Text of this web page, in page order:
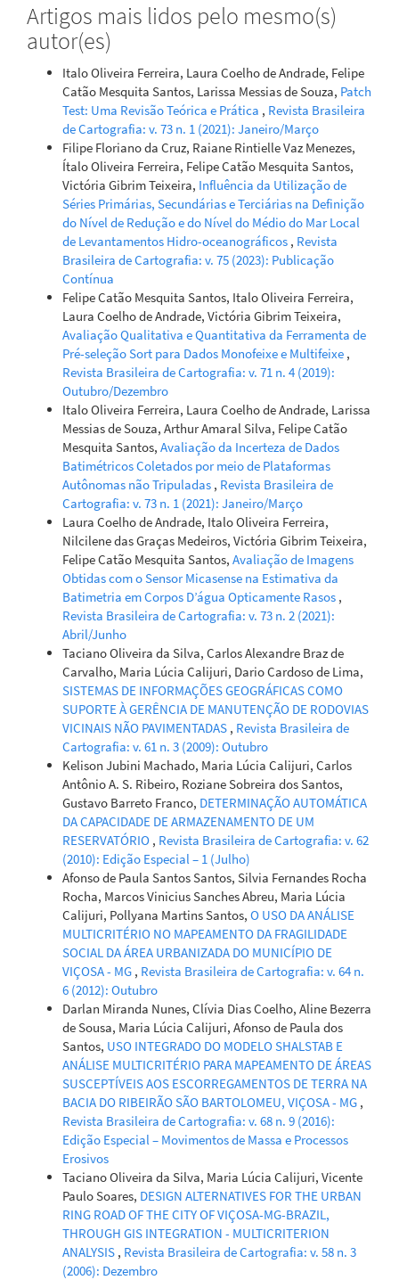
Artigos mais lidos pelo mesmo(s)
autor(es)
Italo Oliveira Ferreira, Laura Coelho de Andrade, Felipe
Catão Mesquita Santos, Larissa Messias de Souza, Patch
Test: Uma Revisão Teórica e Prática , Revista Brasileira
de Cartografia: v. 73 n. 1 (2021): Janeiro/Março
Filipe Floriano da Cruz, Raiane Rintielle Vaz Menezes,
Ítalo Oliveira Ferreira, Felipe Catão Mesquita Santos,
Victória Gibrim Teixeira, Influência da Utilização de
Séries Primárias, Secundárias e Terciárias na Definição
do Nível de Redução e do Nível do Médio do Mar Local
de Levantamentos Hidro-oceanográficos , Revista
Brasileira de Cartografia: v. 75 (2023): Publicação
Contínua
Felipe Catão Mesquita Santos, Italo Oliveira Ferreira,
Laura Coelho de Andrade, Victória Gibrim Teixeira,
Avaliação Qualitativa e Quantitativa da Ferramenta de
Pré-seleção Sort para Dados Monofeixe e Multifeixe ,
Revista Brasileira de Cartografia: v. 71 n. 4 (2019):
Outubro/Dezembro
Italo Oliveira Ferreira, Laura Coelho de Andrade, Larissa
Messias de Souza, Arthur Amaral Silva, Felipe Catão
Mesquita Santos, Avaliação da Incerteza de Dados
Batimétricos Coletados por meio de Plataformas
Autônomas não Tripuladas , Revista Brasileira de
Cartografia: v. 73 n. 1 (2021): Janeiro/Março
Laura Coelho de Andrade, Italo Oliveira Ferreira,
Nilcilene das Graças Medeiros, Victória Gibrim Teixeira,
Felipe Catão Mesquita Santos, Avaliação de Imagens
Obtidas com o Sensor Micasense na Estimativa da
Batimetria em Corpos D’água Opticamente Rasos ,
Revista Brasileira de Cartografia: v. 73 n. 2 (2021):
Abril/Junho
Taciano Oliveira da Silva, Carlos Alexandre Braz de
Carvalho, Maria Lúcia Calijuri, Dario Cardoso de Lima,
SISTEMAS DE INFORMAÇÕES GEOGRÁFICAS COMO
SUPORTE À GERÊNCIA DE MANUTENÇÃO DE RODOVIAS
VICINAIS NÃO PAVIMENTADAS , Revista Brasileira de
Cartografia: v. 61 n. 3 (2009): Outubro
Kelison Jubini Machado, Maria Lúcia Calijuri, Carlos
Antônio A. S. Ribeiro, Roziane Sobreira dos Santos,
Gustavo Barreto Franco, DETERMINAÇÃO AUTOMÁTICA
DA CAPACIDADE DE ARMAZENAMENTO DE UM
RESERVATÓRIO , Revista Brasileira de Cartografia: v. 62
(2010): Edição Especial – 1 (Julho)
Afonso de Paula Santos Santos, Silvia Fernandes Rocha
Rocha, Marcos Vinicius Sanches Abreu, Maria Lúcia
Calijuri, Pollyana Martins Santos, O USO DA ANÁLISE
MULTICRITÉRIO NO MAPEAMENTO DA FRAGILIDADE
SOCIAL DA ÁREA URBANIZADA DO MUNICÍPIO DE
VIÇOSA - MG , Revista Brasileira de Cartografia: v. 64 n.
6 (2012): Outubro
Darlan Miranda Nunes, Clívia Dias Coelho, Aline Bezerra
de Sousa, Maria Lúcia Calijuri, Afonso de Paula dos
Santos, USO INTEGRADO DO MODELO SHALSTAB E
ANÁLISE MULTICRITÉRIO PARA MAPEAMENTO DE ÁREAS
SUSCEPTÍVEIS AOS ESCORREGAMENTOS DE TERRA NA
BACIA DO RIBEIRÃO SÃO BARTOLOMEU, VIÇOSA - MG ,
Revista Brasileira de Cartografia: v. 68 n. 9 (2016):
Edição Especial – Movimentos de Massa e Processos
Erosivos
Taciano Oliveira da Silva, Maria Lúcia Calijuri, Vicente
Paulo Soares, DESIGN ALTERNATIVES FOR THE URBAN
RING ROAD OF THE CITY OF VIÇOSA-MG-BRAZIL,
THROUGH GIS INTEGRATION - MULTICRITERION
ANALYSIS , Revista Brasileira de Cartografia: v. 58 n. 3
(2006): Dezembro